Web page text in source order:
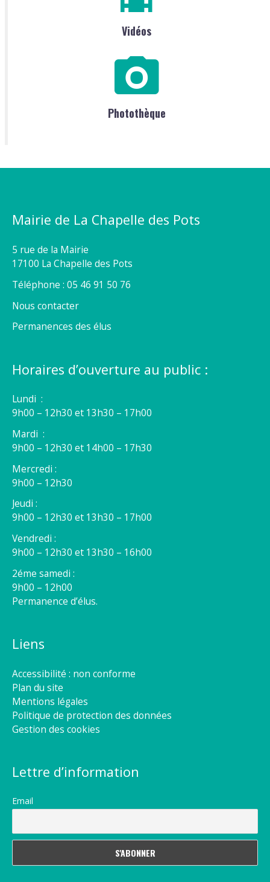
Vidéos
Photothèque
Mairie de La Chapelle des Pots
5 rue de la Mairie
17100 La Chapelle des Pots
Téléphone : 05 46 91 50 76
Nous contacter
Permanences des élus
Horaires d’ouverture au public :
Lundi :
9h00 – 12h30 et 13h30 – 17h00
Mardi :
9h00 – 12h30 et 14h00 – 17h30
Mercredi :
9h00 – 12h30
Jeudi :
9h00 – 12h30 et 13h30 – 17h00
Vendredi :
9h00 – 12h30 et 13h30 – 16h00
2éme samedi :
9h00 – 12h00
Permanence d’élus.
Liens
Accessibilité : non conforme
Plan du site
Mentions légales
Politique de protection des données
Gestion des cookies
Lettre d’information
Email